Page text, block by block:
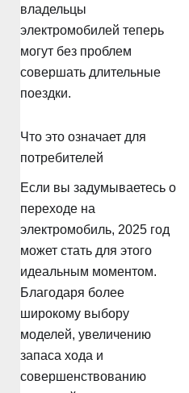
владельцы
электромобилей теперь
могут без проблем
совершать длительные
поездки.
Что это означает для
потребителей
Если вы задумываетесь о
переходе на
электромобиль, 2025 год
может стать для этого
идеальным моментом.
Благодаря более
широкому выбору
моделей, увеличению
запаса хода и
совершенствованию